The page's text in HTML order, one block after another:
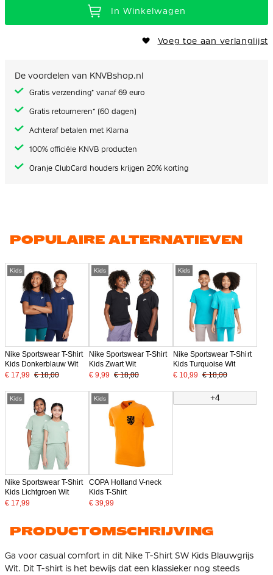
In Winkelwagen
Voeg toe aan verlanglijst
De voordelen van KNVBshop.nl
Gratis verzending* vanaf 69 euro
Gratis retourneren* (60 dagen)
Achteraf betalen met Klarna
100% officiële KNVB producten
Oranje ClubCard houders krijgen 20% korting
POPULAIRE ALTERNATIEVEN
Kids
Nike Sportswear T-Shirt
Kids Donkerblauw Wit
€ 17,99 € 18,00
Kids
Nike Sportswear T-Shirt
Kids Zwart Wit
€ 9,99 € 18,00
Kids
Nike Sportswear T-Shirt
Kids Turquoise Wit
€ 10,99 € 18,00
Kids
Nike Sportswear T-Shirt
Kids Lichtgroen Wit
€ 17,99
Kids
COPA Holland V-neck
Kids T-Shirt
€ 39,99
+4
PRODUCTOMSCHRIJVING
Ga voor casual comfort in dit Nike T-Shirt SW Kids Blauwgrijs
Wit. Dit T-shirt is het bewijs dat een klassieker nog steeds